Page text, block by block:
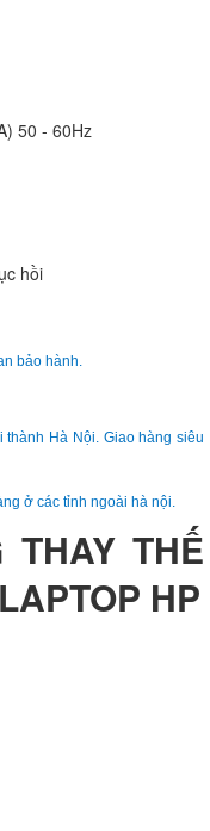
50 - 60Hz
hồi
bảo hành.
thành Hà Nội. Giao hàng siêu
ở các tỉnh ngoài hà nội.
THAY THẾ
HP